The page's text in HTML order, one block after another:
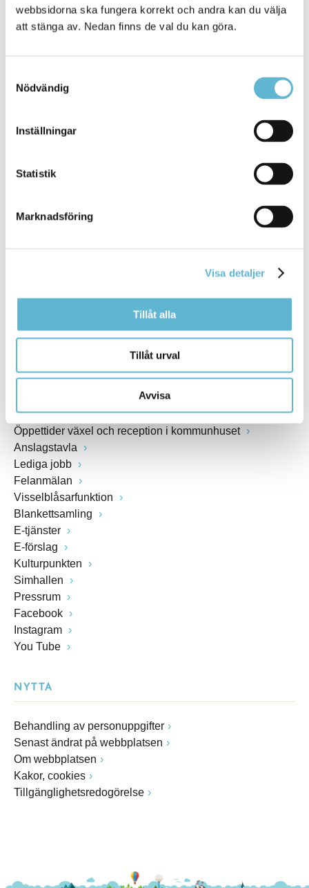
webbsidorna ska fungera korrekt och andra kan du välja
att stänga av. Nedan finns de val du kan göra.
Nödvändig
Inställningar
Statistik
Marknadsföring
Visa detaljer
Tillåt alla
Tillåt urval
Avvisa
KONTAKT
Besöksadress
Box 18, 295 21 Bromölla
Fax: 0456-82 22 00
Öppettider växel och reception i kommunhuset
Anslagstavla
Lediga jobb
Felanmälan
Visselblåsarfunktion
Blankettsamling
E-tjänster
E-förslag
Kulturpunkten
Simhallen
Pressrum
Facebook
Instagram
You Tube
NYTTA
Behandling av personuppgifter
Senast ändrat på webbplatsen
Om webbplatsen
Kakor, cookies
Tillgänglighetsredogörelse